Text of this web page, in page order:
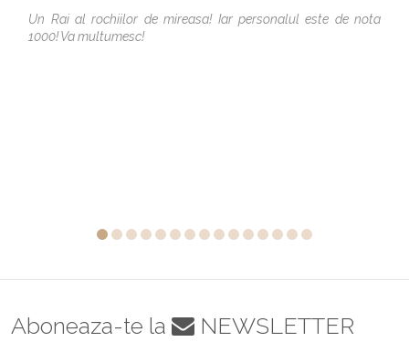
Un Rai al rochiilor de mireasa! Iar personalul este de nota
1000! Va multumesc!
Aboneaza-te la NEWSLETTER